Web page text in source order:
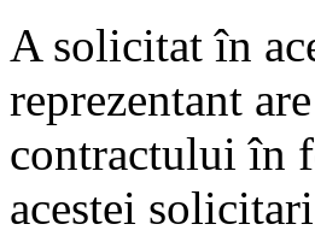
A solicitat în
reprezentant
contractului în
acestei